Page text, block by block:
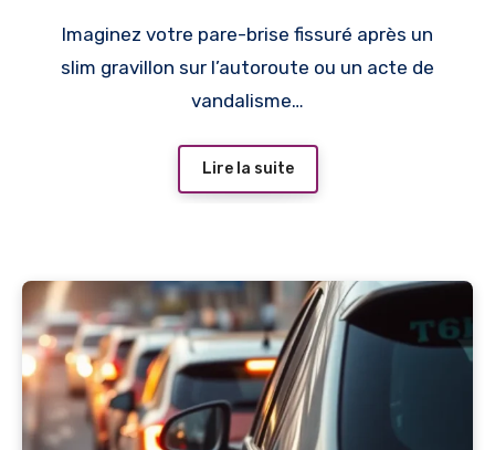
Imaginez votre pare-brise fissuré après un
slim gravillon sur l’autoroute ou un acte de
vandalisme…
Lire la suite